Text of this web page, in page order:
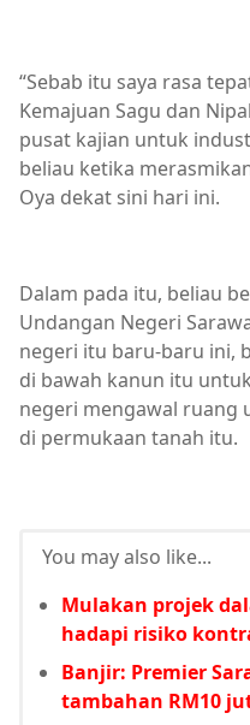
“Sebab itu saya rasa
Kemajuan Sagu dan
pusat kajian untuk
beliau ketika
Oya dekat sini hari ini.
Dalam pada itu, beliau
Undangan Negeri
negeri itu baru-baru ini,
di bawah kanun itu
negeri mengawal ruang
di permukaan tanah itu.
You may also like...
Mulakan projek
hadapi risiko
Banjir: Premier
tambahan RM10